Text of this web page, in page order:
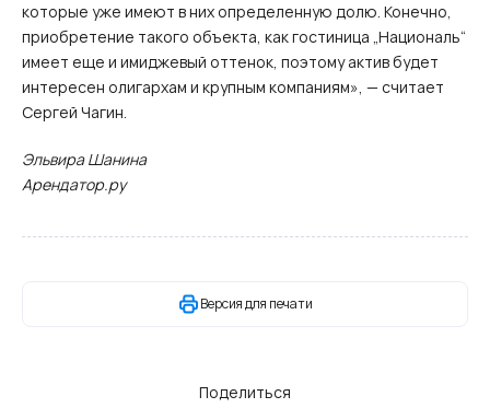
которые уже имеют в них определенную долю. Конечно,
приобретение такого объекта, как гостиница „Националь“
имеет еще и имиджевый оттенок, поэтому актив будет
интересен олигархам и крупным компаниям», — считает
Сергей Чагин.
Эльвира Шанина
Арендатор.ру
Версия для печати
Поделиться